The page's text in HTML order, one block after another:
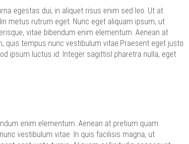
egestas dui, in aliquet risus enim sed leo. Ut at
metus rutrum eget. Nunc eget aliquam ipsum, ut
vitae bibendum enim elementum. Aenean at
quis tempus nunc vestibulum vitae.Praesent eget justo
ipsum luctus id. Integer sagittisl pharetra nulla, eget
enim elementum. Aenean at pretium quam.
vestibulum vitae. In quis facilisis magna, ut